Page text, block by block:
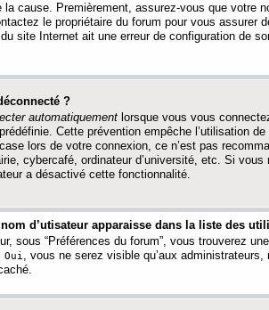
la cause. Premièrement, assurez-vous que votre
le propriétaire du forum pour vous assurer
site Internet ait une erreur de configuration de
?
automatiquement lorsque vous vous
Cette prévention empêche l’utilisation
lors de votre connexion, ce n’est pas
cybercafé, ordinateur d’université, etc. Si
a désactivé cette fonctionnalité.
d’utisateur apparaisse dans la liste des
sous “Préférences du forum”, vous trouverez
Oui , vous ne serez visible qu’aux